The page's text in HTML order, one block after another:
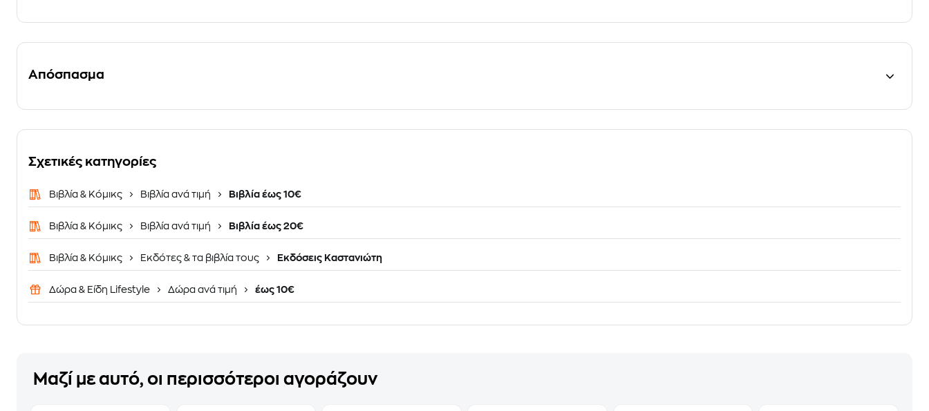
Απόσπασμα
Σχετικές κατηγορίες
Βιβλία & Κόμικς Βιβλία ανά τιμή Βιβλία έως 10€
Βιβλία & Κόμικς Βιβλία ανά τιμή Βιβλία έως 20€
Βιβλία & Κόμικς Εκδότες & τα βιβλία τους Εκδόσεις Καστανιώτη
Δώρα & Είδη Lifestyle Δώρα ανά τιμή έως 10€
Μαζί με αυτό, οι περισσότεροι αγοράζουν